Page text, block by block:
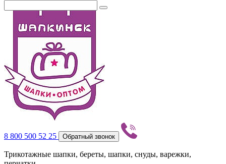
8 800 500 52 25 Обратный звонок
Трикотажные шапки, береты, шапки, снуды, варежки,